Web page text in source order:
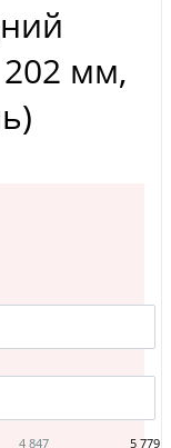
мм,
4 847 5 779